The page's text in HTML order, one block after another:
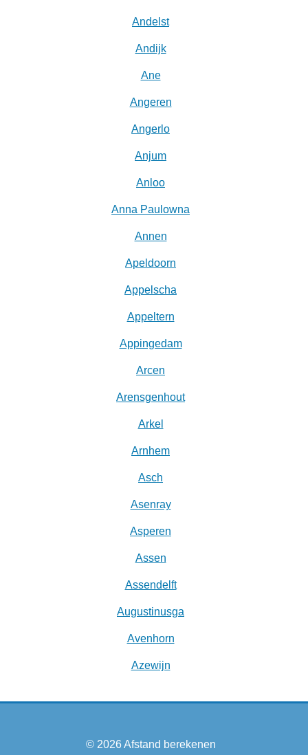
Andelst
Andijk
Ane
Angeren
Angerlo
Anjum
Anloo
Anna Paulowna
Annen
Apeldoorn
Appelscha
Appeltern
Appingedam
Arcen
Arensgenhout
Arkel
Arnhem
Asch
Asenray
Asperen
Assen
Assendelft
Augustinusga
Avenhorn
Azewijn
© 2026Afstand berekenen